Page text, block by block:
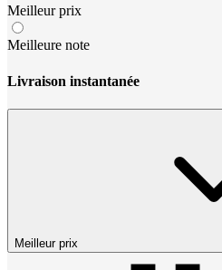
Meilleur prix
Meilleure note
Livraison instantanée
Meilleur prix